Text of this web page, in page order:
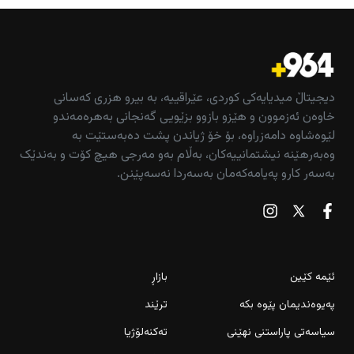
دیجیتاڵ میدیایەکی کوردی، عێراقییە، بە بیرو هزری کەسانی
خاوەن ئەزموون و هێزو بازوو بزێویی گەنجانی بەهرەمەندو
لێوەشاوە دامەزراوە، بۆ خۆ ژیاندن پشت دەبەستێت بە
وەبەرهێنە نیشتمانییەکان، بەڵام بەو مەرجی هیچ کۆت و بەندێک
بەسەر کارو پەیامەکەمان بەسەردا نەسەپێنن.
ئێمە کێین
پەیوەندیمان پێوە بکە
سیاسەتی پاراستنی نهێنی
بازاڕ
ترێند
تەکنەلۆژیا